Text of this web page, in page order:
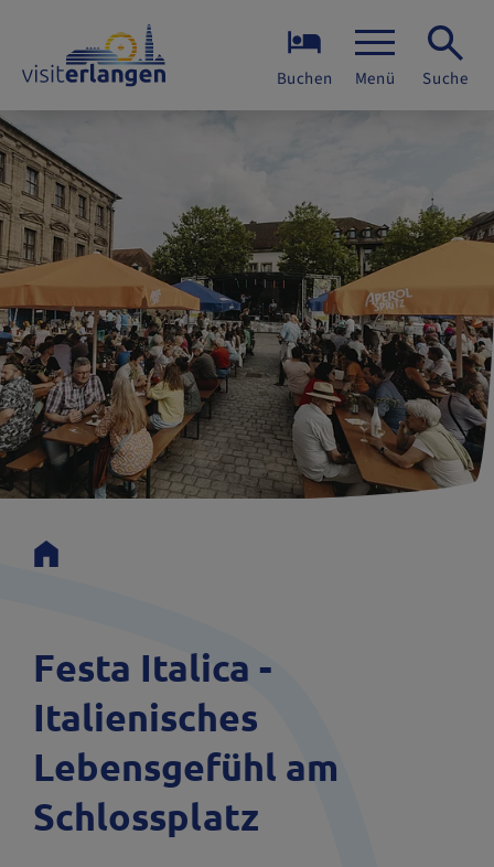
Buchen Menü Suche
Festa Italica -
Italienisches
Lebensgefühl am
Schlossplatz